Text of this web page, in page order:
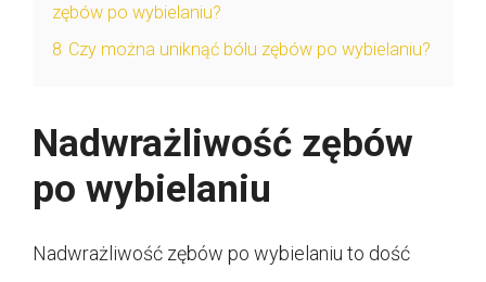
zębów po wybielaniu?
8 Czy można uniknąć bólu zębów po wybielaniu?
Nadwrażliwość zębów
po wybielaniu
Nadwrażliwość zębów po wybielaniu to dość